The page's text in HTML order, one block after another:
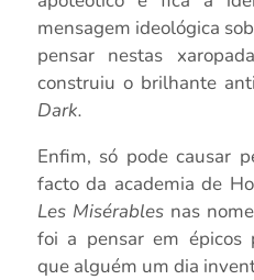
mensagem ideológica
pensar nestas
construiu o brilhante
Dark.
Enfim, só pode causar
facto da academia de
Les Misérables nas
foi a pensar em épicos
que alguém um dia